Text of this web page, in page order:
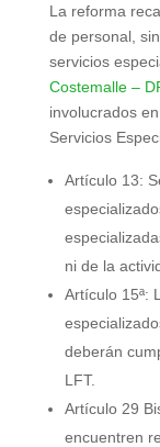
La reforma
de personal,
servicios
Costemalle –
involucrados
Servicios
Artículo 13:
ni de la
Artículo 15ª:
deberán
LFT.
Artículo 29
encuentren